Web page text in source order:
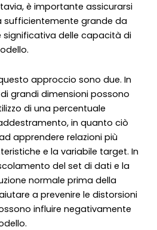
è importante assicurarsi
sufficientemente grande da
significativa delle capacità di
approccio sono due. In
grandi dimensioni possono
di una percentuale
in quanto ciò
apprendere relazioni più
e la variabile target. In
del set di dati e la
normale prima della
a prevenire le distorsioni
influire negativamente